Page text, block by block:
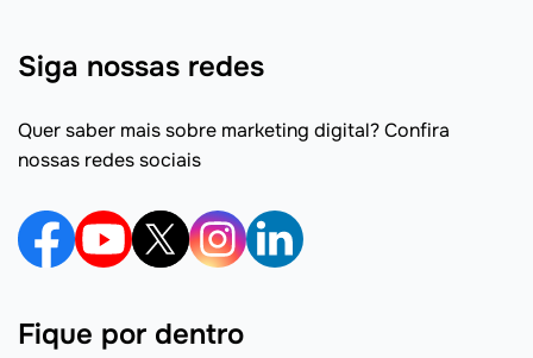
Siga nossas redes
Quer saber mais sobre marketing digital? Confira
nossas redes sociais
Fique por dentro